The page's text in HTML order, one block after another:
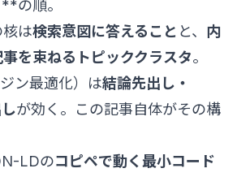
の順。
核は検索意図に答えること と、 内
を束ねるトピッククラスタ。
ン最適化）は結論先出し・
が効く。この記事自体がその構
LDのコピペで動く最小コード